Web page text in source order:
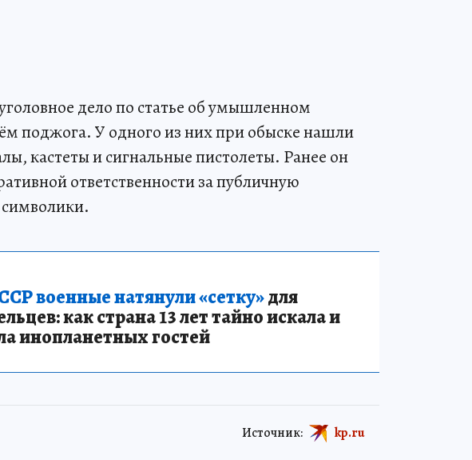
дело по статье об умышленном
поджога. У одного из них при обыске нашли
кастеты и сигнальные пистолеты. Ранее он
ответственности за публичную
военные натянули «сетку»для
как страна 13 лет тайно искала и
инопланетных гостей
Источник: kp.ru